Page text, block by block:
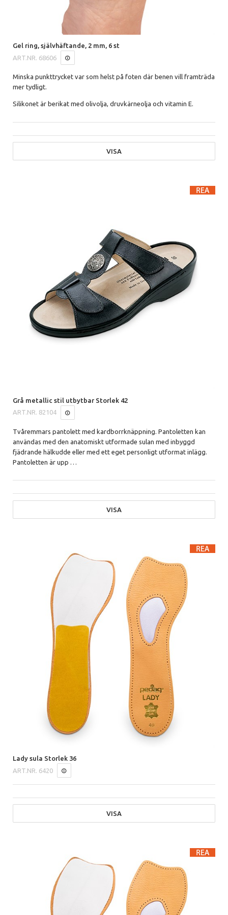
Gel ring, självhäftande, 2 mm, 6 st
ART.NR. 68606
Minska punkttrycket var som helst på foten där benen vill framträda
mer tydligt.
Silikonet är berikat med olivolja, druvkärneolja och vitamin E.
VISA
Grå metallic stil utbytbar Storlek 42
ART.NR. 82104
Tvåremmars pantolett med kardborrknäppning. Pantoletten kan
användas med den anatomiskt utformade sulan med inbyggd
fjädrande hälkudde eller med ett eget personligt utformat inlägg.
Pantoletten är upp …
VISA
Lady sula Storlek 36
ART.NR. 6420
VISA